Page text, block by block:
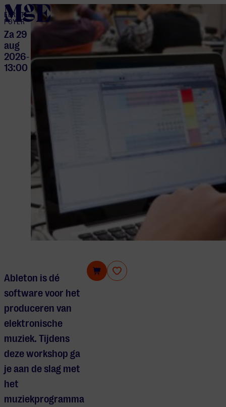
home
EERSTE
FOYER
Za 29
aug
2026-
13:00
Ableton is dé
software voor het
produceren van
elektronische
muziek. Tijdens
deze workshop ga
je aan de slag met
het
muziekprogramma